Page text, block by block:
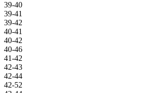
39-40
39-41
39-42
40-41
40-42
40-46
41-42
42-43
42-44
42-52